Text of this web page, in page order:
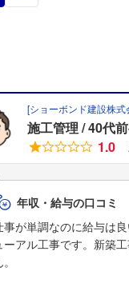
[ショーボンド建設株式
施工管理 40代
1.0
年収・給与の口コミ
事が単調なのに給与は
ーアル工事です。新築